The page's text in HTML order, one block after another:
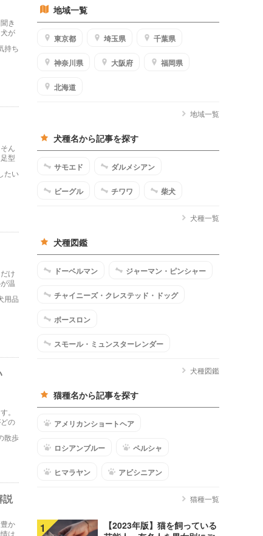
き
が
持ち
ん
型
たい
け
温
用品
。
の
散歩
説
か
は
地域一覧
東京都 埼玉県 千葉県
神奈川県 大阪府 福岡県
北海道
地域一覧
犬種名から記事を探す
サモエド ダルメシアン
ビーグル チワワ 柴犬
犬種一覧
犬種図鑑
ドーベルマン ジャーマン・ピンシャー
チャイニーズ・クレステッド・ドッグ
ボースロン
スモール・ミュンスターレンダー
犬種図鑑
猫種名から記事を探す
アメリカンショートヘア
ロシアンブルー ペルシャ
ヒマラヤン アビシニアン
猫種一覧
1
【2023年版】猫を飼っている